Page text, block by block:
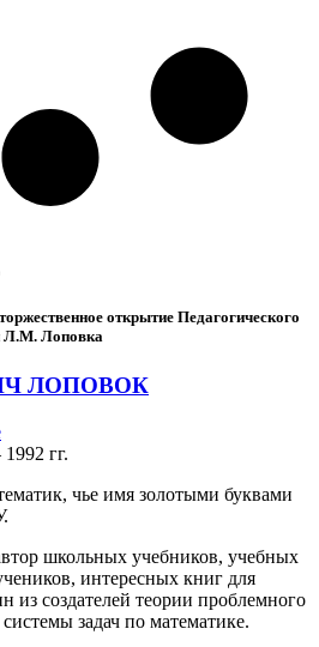
открытие Педагогического
Л.М. Лоповка
ЛОПОВОК
гг.
чье имя золотыми буквами
школьных учебников, учебных
интересных книг для
из создателей теории проблемного
задач по математике.